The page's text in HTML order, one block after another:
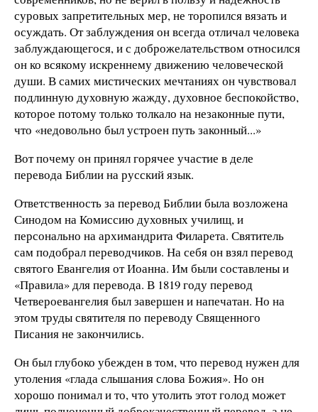
суровых запретительных мер, не торопился вязать и
осуждать. От заблуждения он всегда отличал человека
заблуждающегося, и с доброжелательством относился
он ко всякому искреннему движению человеческой
души. В самих мистических мечтаниях он чувствовал
подлинную духовную жажду, духовное беспокойство,
которое потому только толкало на незаконные пути,
что «недовольно был устроен путь законный...»
Вот почему он принял горячее участие в деле
перевода Библии на русский язык.
Ответственность за перевод Библии была возложена
Синодом на Комиссию духовных училищ, и
персонально на архимандрита Филарета. Святитель
сам подобрал переводчиков. На себя он взял перевод
святого Евангелия от Иоанна. Им были составлены и
«Правила» для перевода. В 1819 году перевод
Четвероевангелия был завершен и напечатан. Но на
этом труды святителя по переводу Священного
Писания не закончились.
Он был глубоко убежден в том, что перевод нужен для
утоления «глада слышания слова Божия». Но он
хорошо понимал и то, что утолить этот голод может